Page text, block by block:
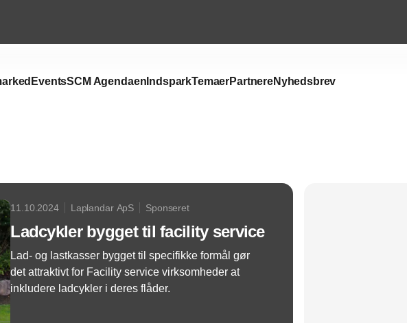
EventsSCM Agendaen IndsparkTemaerPartnereNyhedsbrev
11.10.2024 Laplandar ApS Sponseret
Ladcykler bygget til facility service
Lad- og lastkasser bygget til specifikke formål gør
det attraktivt for Facility service virksomheder at
inkludere ladcykler i deres flåder.